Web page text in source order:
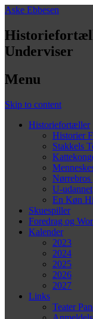
Aske Ebbesen
Underviser
Menu
Skip to content
Historiefortæller
Historier
Stakkels
Nørrebros
U-udannet
En Køn
Skuespiller
Foredrag og
Kalender
2023
2024
2025
2026
2027
Links
Teater